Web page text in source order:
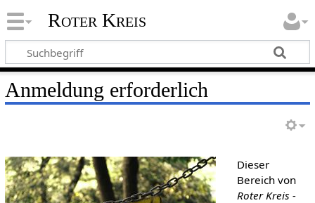
Roter Kreis
Anmeldung erforderlich
Dieser
Bereich von
Roter Kreis -